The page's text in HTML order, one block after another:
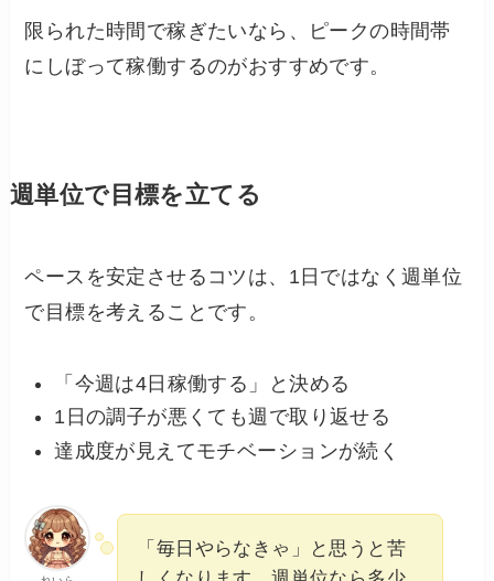
限られた時間で稼ぎたいなら、ピークの時間帯
にしぼって稼働するのがおすすめです。
週単位で目標を立てる
ペースを安定させるコツは、1日ではなく週単位
で目標を考えることです。
「今週は4日稼働する」と決める
1日の調子が悪くても週で取り返せる
達成度が見えてモチベーションが続く
「毎日やらなきゃ」と思うと苦